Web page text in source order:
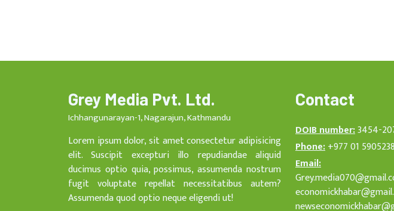
Grey Media Pvt. Ltd.
Ichhangunarayan-1, Nagarajun, Kathmandu
Lorem ipsum dolor, sit amet consectetur adipisicing
elit. Suscipit excepturi illo repudiandae aliquid
ducimus optio quia, possimus, assumenda nostrum
fugit voluptate repellat necessitatibus autem?
Assumenda quod optio neque eligendi ut!
Contact
DOIB number:3454-
Phone:+977 01
Email: